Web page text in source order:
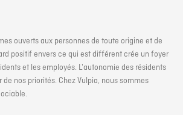
ouverts aux personnes de toute origine et de
positif envers ce qui est différent crée un foyer
et les employés. L'autonomie des résidents
nos priorités. Chez Vulpia, nous sommes